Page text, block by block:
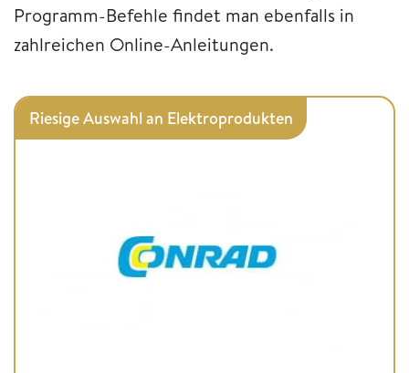
Programm-Befehle findet man ebenfalls in
zahlreichen Online-Anleitungen.
Riesige Auswahl an Elektroprodukten